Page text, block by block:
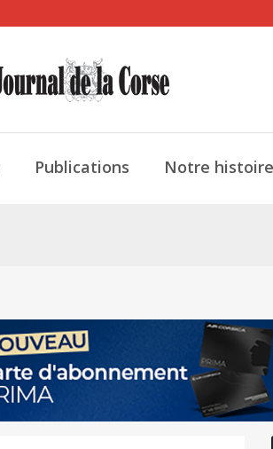
Publications Notre histoire